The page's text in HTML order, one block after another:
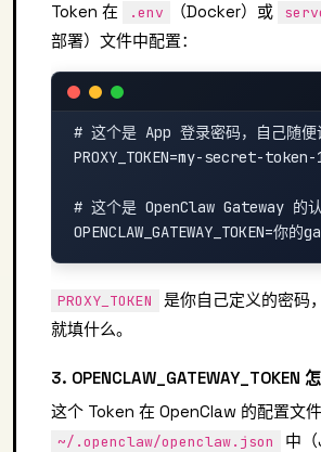
Token 在
.env （Docker）或
部署）文件中配置：
# 这个是 App 登录密码，自己随便
PROXY_TOKEN=my-secret-token-
# 这个是 OpenClaw Gateway 的
PROXY_TOKEN
是你自己定义的密码
就填什么。
3. OPENCLAW_GATEWAY_TOKEN
这个 Token 在 OpenClaw 的配置文件
~/.openclaw/openclaw.json
中